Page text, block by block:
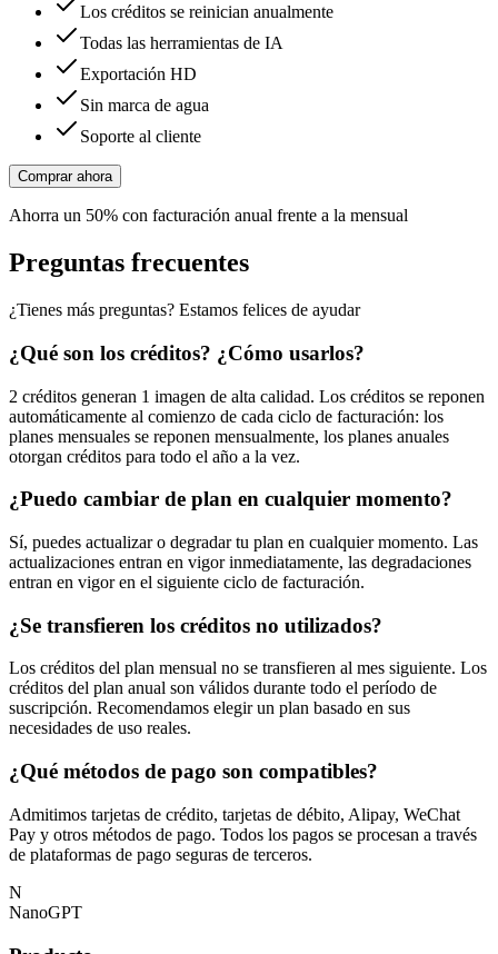
Los créditos se reinician anualmente
Todas las herramientas de IA
Exportación HD
Sin marca de agua
Soporte al cliente
Comprar ahora
Ahorra un 50% con facturación anual frente a la mensual
Preguntas frecuentes
¿Tienes más preguntas? Estamos felices de ayudar
¿Qué son los créditos? ¿Cómo usarlos?
2 créditos generan 1 imagen de alta calidad. Los créditos se reponen
automáticamente al comienzo de cada ciclo de facturación: los
planes mensuales se reponen mensualmente, los planes anuales
otorgan créditos para todo el año a la vez.
¿Puedo cambiar de plan en cualquier momento?
Sí, puedes actualizar o degradar tu plan en cualquier momento. Las
actualizaciones entran en vigor inmediatamente, las degradaciones
entran en vigor en el siguiente ciclo de facturación.
¿Se transfieren los créditos no utilizados?
Los créditos del plan mensual no se transfieren al mes siguiente. Los
créditos del plan anual son válidos durante todo el período de
suscripción. Recomendamos elegir un plan basado en sus
necesidades de uso reales.
¿Qué métodos de pago son compatibles?
Admitimos tarjetas de crédito, tarjetas de débito, Alipay, WeChat
Pay y otros métodos de pago. Todos los pagos se procesan a través
de plataformas de pago seguras de terceros.
N
NanoGPT